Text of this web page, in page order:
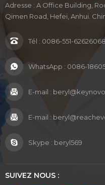
Adresse : A Office Building,
Qimen Road, Hefei, Anhui.
Tél : 0086-551-62626068
WhatsApp : 0086-
E-mail :
E-mail :
Skype : beryl569
SUIVEZ NOUS :